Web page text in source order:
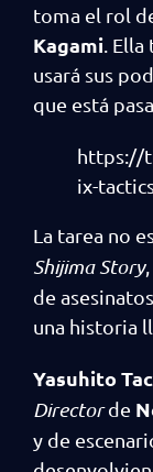
toma el rol
Kagami .
usará sus
que está
https://
ix-
La tarea no
Shijima Story
de
una historia
Yasuhito
Directorde
y de